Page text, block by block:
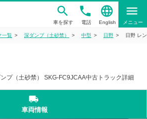
車を探す
phone
電話
language
English
menu
メニュー
一覧 深ダンプ（土砂禁） 中型 日野 日野 レ
プ（土砂禁） SKG-FC9JCAA中古トラック詳細
local_shipping
車両情報